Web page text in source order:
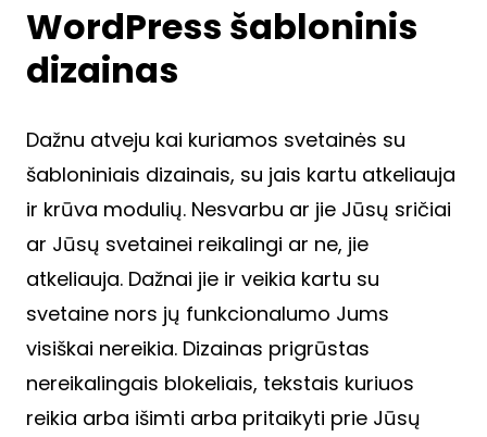
WordPress šabloninis
dizainas
Dažnu atveju kai kuriamos svetainės su
šabloniniais dizainais, su jais kartu atkeliauja
ir krūva modulių. Nesvarbu ar jie Jūsų sričiai
ar Jūsų svetainei reikalingi ar ne, jie
atkeliauja. Dažnai jie ir veikia kartu su
svetaine nors jų funkcionalumo Jums
visiškai nereikia. Dizainas prigrūstas
nereikalingais blokeliais, tekstais kuriuos
reikia arba išimti arba pritaikyti prie Jūsų